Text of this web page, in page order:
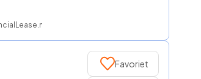
NationaleAutolease, ROS finance
Favoriet